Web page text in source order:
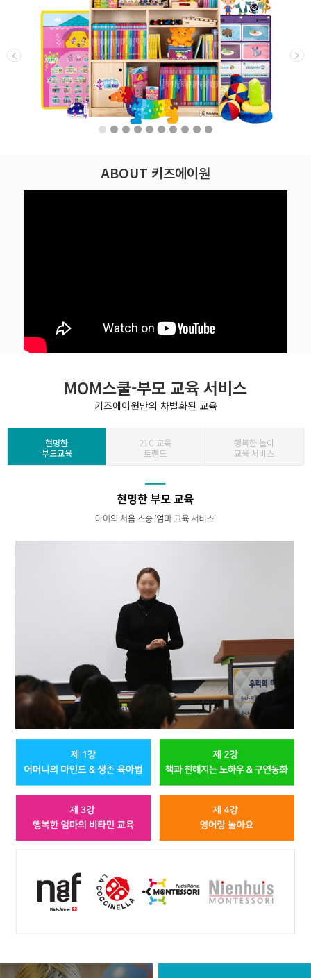
ABOUT 키즈에이원
MOM스쿨-부모 교육 서비스
키즈에이원만의 차별화된 교육
현명한
부모교육
21C 교육
트랜드
행복한 놀이
교육 서비스